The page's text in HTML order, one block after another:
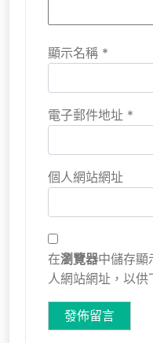
顯示名稱 *
電子郵件地址 *
個人網站網址
在瀏覽器中儲存顯
人網站網址，以供